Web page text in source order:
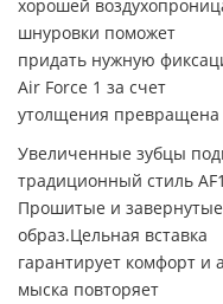
хорошей
шнуровки поможет
придать нужную
Air Force 1 за счет
утолщения превращена
Увеличенные зубцы
традиционный стиль
Прошитые и
образ.Цельная вставка
гарантирует комфорт и
мыска повторяет